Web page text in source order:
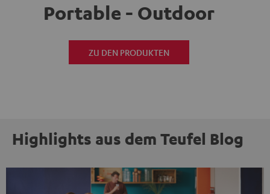
Portable - Outdoor
ZU DEN PRODUKTEN
Highlights aus dem Teufel Blog